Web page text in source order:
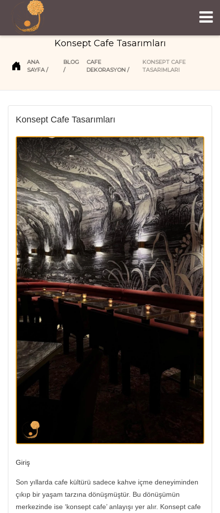
Konsept Cafe Tasarımları
ANA
SAYFA
BLOG
CAFE
DEKORASYON
KONSEPT CAFE
TASARIMLARI
Konsept Cafe Tasarımları
Giriş
Son yıllarda cafe kültürü sadece kahve içme deneyiminden
çıkıp bir yaşam tarzına dönüşmüştür. Bu dönüşümün
merkezinde ise ‘konsept cafe’ anlayışı yer alır. Konsept cafe